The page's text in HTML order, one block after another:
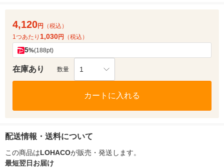
4,120円
（税込）
1つあたり 1,030円 （税込）
5%(188pt)
在庫あり 数量 1
カートに入れる
配送情報・送料について
この商品はLOHACOが販売・発送します。
最短翌日お届け